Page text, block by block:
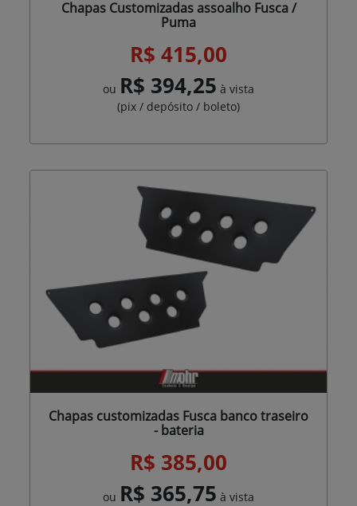
Chapas Customizadas assoalho Fusca /
Puma
R$ 415,00
ou R$ 394,25 à vista
(pix / depósito / boleto)
Chapas customizadas Fusca banco traseiro
- bateria
R$ 385,00
ou R$ 365,75 à vista